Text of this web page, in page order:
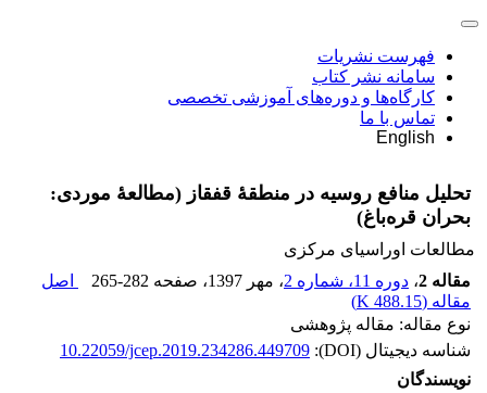
فهرست نشریات
سامانه نشر کتاب
کارگاه‌ها و دوره‌های آموزشی تخصصی
تماس با ما
English
تحلیل منافع روسیه در منطقۀ قفقاز (مطالعۀ موردی:
بحران قره‌باغ)
مطالعات اوراسیای مرکزی
مقاله 2
، دوره 11، شماره 2 ، مهر 1397 ، صفحه 265-282
اصل
مقاله (488.15 K
)
نوع مقاله: مقاله پژوهشی
شناسه دیجیتال (DOI):
10.22059/jcep.2019.234286.449709
نویسندگان